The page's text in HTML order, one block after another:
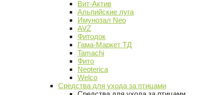
Вит-Актив
Альпийские луга
Имунозал Neo
AVZ
Фитодок
Гама-Маркет ТД
Tamachi
Фито
Neoterica
Welco
Средства для ухода за птицами